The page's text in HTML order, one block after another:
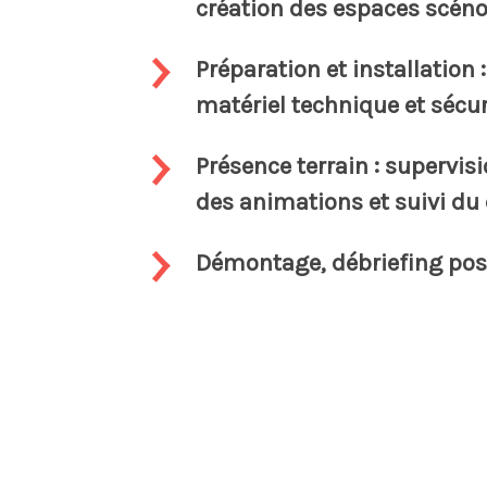
création des espaces
Préparation et installation
matériel technique et
Présence terrain :
des animations et suivi du
Démontage, débriefing